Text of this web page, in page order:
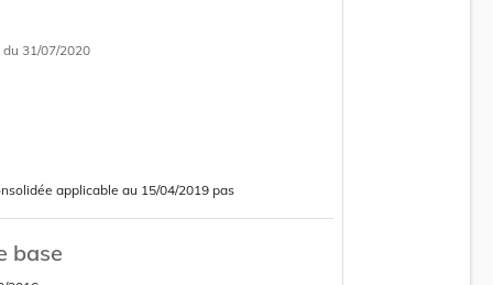
du 31/07/2020
applicable au 15/04/2019 pas
base